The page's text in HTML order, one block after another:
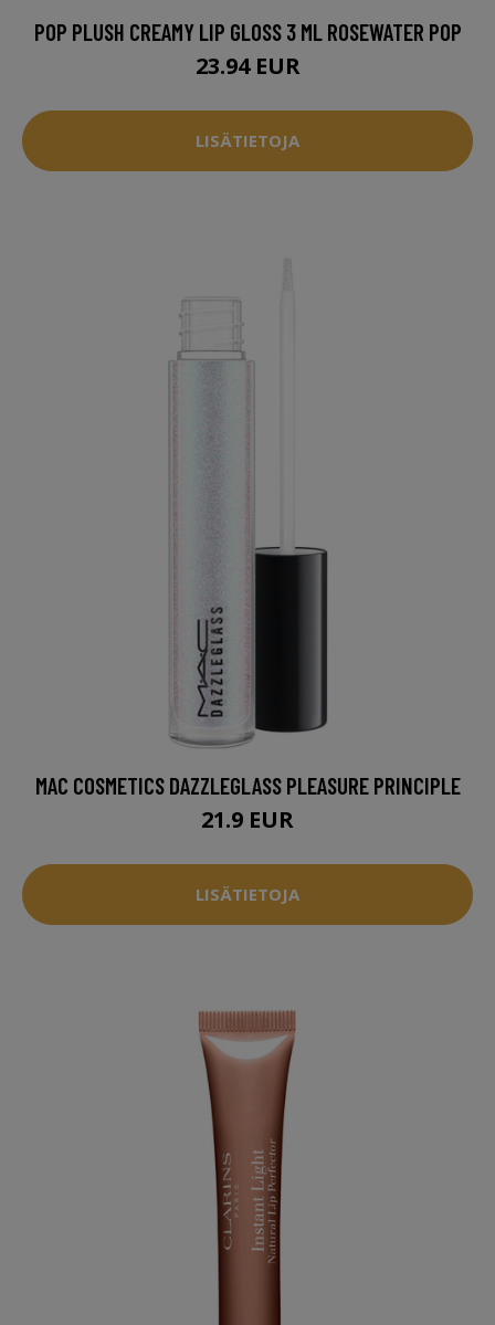
POP PLUSH CREAMY LIP GLOSS 3 ML ROSEWATER POP
23.94 EUR
LISÄTIETOJA
MAC COSMETICS DAZZLEGLASS PLEASURE PRINCIPLE
21.9 EUR
LISÄTIETOJA